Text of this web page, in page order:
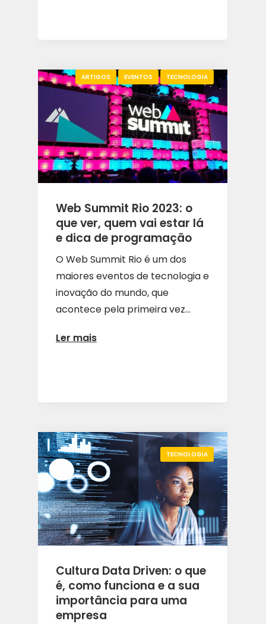
ARTIGOS EVENTOS TECNOLOGIA
Web Summit Rio 2023: o
que ver, quem vai estar lá
e dica de programação
O Web Summit Rio é um dos
maiores eventos de tecnologia e
inovação do mundo, que
acontece pela primeira vez...
Ler mais
TECNOLOGIA
Cultura Data Driven: o que
é, como funciona e a sua
importância para uma
empresa